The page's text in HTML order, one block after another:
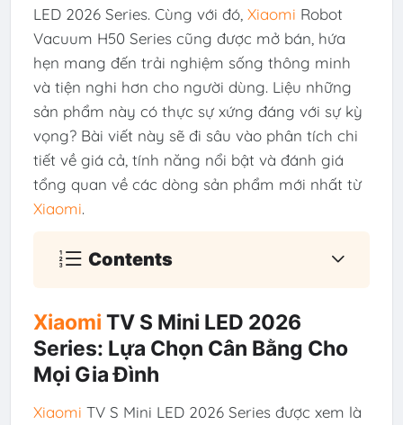
LED 2026 Series. Cùng với đó, Xiaomi Robot
Vacuum H50 Series cũng được mở bán, hứa
hẹn mang đến trải nghiệm sống thông minh
và tiện nghi hơn cho người dùng. Liệu những
sản phẩm này có thực sự xứng đáng với sự kỳ
vọng? Bài viết này sẽ đi sâu vào phân tích chi
tiết về giá cả, tính năng nổi bật và đánh giá
tổng quan về các dòng sản phẩm mới nhất từ
Xiaomi.
Contents
Xiaomi TV S Mini LED 2026
Series: Lựa Chọn Cân Bằng Cho
Mọi Gia Đình
Xiaomi TV S Mini LED 2026 Series được xem là